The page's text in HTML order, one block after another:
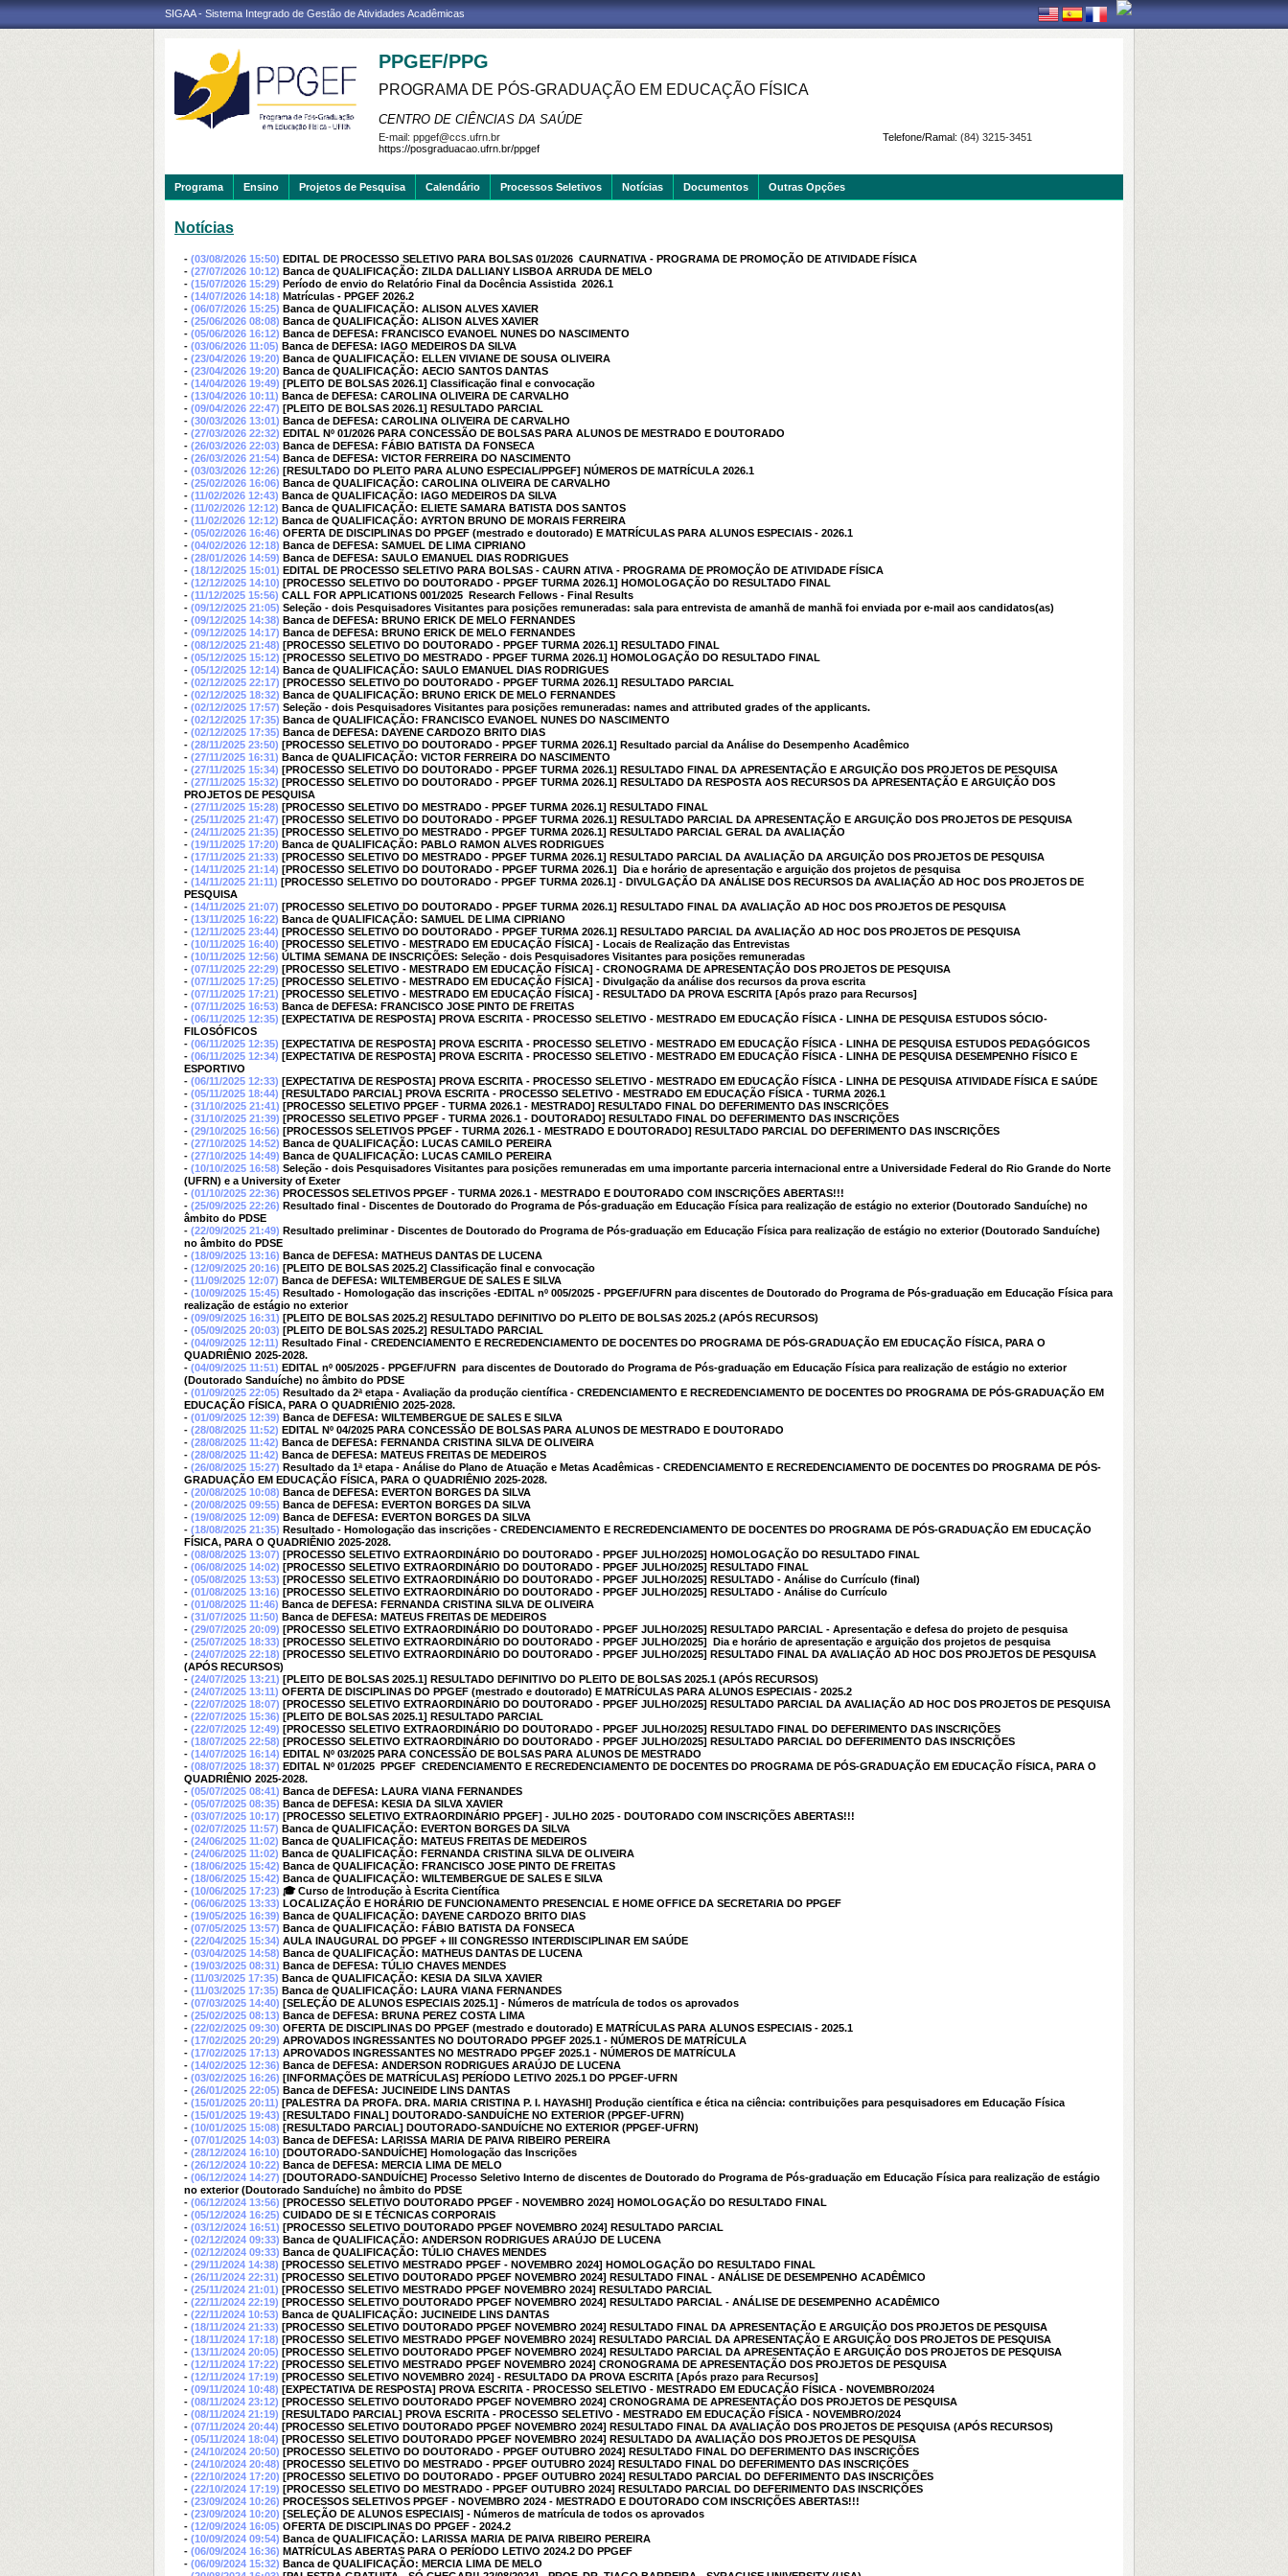
SIGAA - Sistema Integrado de Gestão de Atividades Acadêmicas
PPGEF/PPG
PROGRAMA DE PÓS-GRADUAÇÃO EM EDUCAÇÃO FÍSICA
CENTRO DE CIÊNCIAS DA SAÚDE
Telefone/Ramal: (84) 3215-3451
E-mail: ppgef@ccs.ufrn.br
https://posgraduacao.ufrn.br/ppgef
Programa Ensino Projetos de Pesquisa Calendário Processos Seletivos Notícias Documentos Outras Opções
Notícias
- (03/08/2026 15:50) EDITAL DE PROCESSO SELETIVO PARA BOLSAS 01/2026  CAURNATIVA - PROGRAMA DE PROMOÇÃO DE ATIVIDADE FÍSICA
- (27/07/2026 10:12) Banca de QUALIFICAÇÃO: ZILDA DALLIANY LISBOA ARRUDA DE MELO
- (15/07/2026 15:29) Período de envio do Relatório Final da Docência Assistida  2026.1
- (14/07/2026 14:18) Matrículas - PPGEF 2026.2
- (06/07/2026 15:25) Banca de QUALIFICAÇÃO: ALISON ALVES XAVIER
- (25/06/2026 08:08) Banca de QUALIFICAÇÃO: ALISON ALVES XAVIER
- (05/06/2026 16:12) Banca de DEFESA: FRANCISCO EVANOEL NUNES DO NASCIMENTO
- (03/06/2026 11:05) Banca de DEFESA: IAGO MEDEIROS DA SILVA
- (23/04/2026 19:20) Banca de QUALIFICAÇÃO: ELLEN VIVIANE DE SOUSA OLIVEIRA
- (23/04/2026 19:20) Banca de QUALIFICAÇÃO: AECIO SANTOS DANTAS
- (14/04/2026 19:49) [PLEITO DE BOLSAS 2026.1] Classificação final e convocação
- (13/04/2026 10:11) Banca de DEFESA: CAROLINA OLIVEIRA DE CARVALHO
- (09/04/2026 22:47) [PLEITO DE BOLSAS 2026.1] RESULTADO PARCIAL
- (30/03/2026 13:01) Banca de DEFESA: CAROLINA OLIVEIRA DE CARVALHO
- (27/03/2026 22:32) EDITAL Nº 01/2026 PARA CONCESSÃO DE BOLSAS PARA ALUNOS DE MESTRADO E DOUTORADO
- (26/03/2026 22:03) Banca de DEFESA: FÁBIO BATISTA DA FONSECA
- (26/03/2026 21:54) Banca de DEFESA: VICTOR FERREIRA DO NASCIMENTO
- (03/03/2026 12:26) [RESULTADO DO PLEITO PARA ALUNO ESPECIAL/PPGEF] NÚMEROS DE MATRÍCULA 2026.1
- (25/02/2026 16:06) Banca de QUALIFICAÇÃO: CAROLINA OLIVEIRA DE CARVALHO
- (11/02/2026 12:43) Banca de QUALIFICAÇÃO: IAGO MEDEIROS DA SILVA
- (11/02/2026 12:12) Banca de QUALIFICAÇÃO: ELIETE SAMARA BATISTA DOS SANTOS
- (11/02/2026 12:12) Banca de QUALIFICAÇÃO: AYRTON BRUNO DE MORAIS FERREIRA
- (05/02/2026 16:46) OFERTA DE DISCIPLINAS DO PPGEF (mestrado e doutorado) E MATRÍCULAS PARA ALUNOS ESPECIAIS - 2026.1
- (04/02/2026 12:18) Banca de DEFESA: SAMUEL DE LIMA CIPRIANO
- (28/01/2026 14:59) Banca de DEFESA: SAULO EMANUEL DIAS RODRIGUES
- (18/12/2025 15:01) EDITAL DE PROCESSO SELETIVO PARA BOLSAS - CAURN ATIVA - PROGRAMA DE PROMOÇÃO DE ATIVIDADE FÍSICA
- (12/12/2025 14:10) [PROCESSO SELETIVO DO DOUTORADO - PPGEF TURMA 2026.1] HOMOLOGAÇÃO DO RESULTADO FINAL
- (11/12/2025 15:56) CALL FOR APPLICATIONS 001/2025  Research Fellows - Final Results
- (09/12/2025 21:05) Seleção - dois Pesquisadores Visitantes para posições remuneradas: sala para entrevista de amanhã de manhã foi enviada por e-mail aos candidatos(as)
- (09/12/2025 14:38) Banca de DEFESA: BRUNO ERICK DE MELO FERNANDES
- (09/12/2025 14:17) Banca de DEFESA: BRUNO ERICK DE MELO FERNANDES
- (08/12/2025 21:48) [PROCESSO SELETIVO DO DOUTORADO - PPGEF TURMA 2026.1] RESULTADO FINAL
- (05/12/2025 15:12) [PROCESSO SELETIVO DO MESTRADO - PPGEF TURMA 2026.1] HOMOLOGAÇÃO DO RESULTADO FINAL
- (05/12/2025 12:14) Banca de QUALIFICAÇÃO: SAULO EMANUEL DIAS RODRIGUES
- (02/12/2025 22:17) [PROCESSO SELETIVO DO DOUTORADO - PPGEF TURMA 2026.1] RESULTADO PARCIAL
- (02/12/2025 18:32) Banca de QUALIFICAÇÃO: BRUNO ERICK DE MELO FERNANDES
- (02/12/2025 17:57) Seleção - dois Pesquisadores Visitantes para posições remuneradas: names and attributed grades of the applicants.
- (02/12/2025 17:35) Banca de QUALIFICAÇÃO: FRANCISCO EVANOEL NUNES DO NASCIMENTO
- (02/12/2025 17:35) Banca de DEFESA: DAYENE CARDOZO BRITO DIAS
- (28/11/2025 23:50) [PROCESSO SELETIVO DO DOUTORADO - PPGEF TURMA 2026.1] Resultado parcial da Análise do Desempenho Acadêmico
- (27/11/2025 16:31) Banca de QUALIFICAÇÃO: VICTOR FERREIRA DO NASCIMENTO
- (27/11/2025 15:34) [PROCESSO SELETIVO DO DOUTORADO - PPGEF TURMA 2026.1] RESULTADO FINAL DA APRESENTAÇÃO E ARGUIÇÃO DOS PROJETOS DE PESQUISA
- (27/11/2025 15:32) [PROCESSO SELETIVO DO DOUTORADO - PPGEF TURMA 2026.1] RESULTADO DA RESPOSTA AOS RECURSOS DA APRESENTAÇÃO E ARGUIÇÃO DOS
PROJETOS DE PESQUISA
- (27/11/2025 15:28) [PROCESSO SELETIVO DO MESTRADO - PPGEF TURMA 2026.1] RESULTADO FINAL
- (25/11/2025 21:47) [PROCESSO SELETIVO DO DOUTORADO - PPGEF TURMA 2026.1] RESULTADO PARCIAL DA APRESENTAÇÃO E ARGUIÇÃO DOS PROJETOS DE PESQUISA
- (24/11/2025 21:35) [PROCESSO SELETIVO DO MESTRADO - PPGEF TURMA 2026.1] RESULTADO PARCIAL GERAL DA AVALIAÇÃO
- (19/11/2025 17:20) Banca de QUALIFICAÇÃO: PABLO RAMON ALVES RODRIGUES
- (17/11/2025 21:33) [PROCESSO SELETIVO DO MESTRADO - PPGEF TURMA 2026.1] RESULTADO PARCIAL DA AVALIAÇÃO DA ARGUIÇÃO DOS PROJETOS DE PESQUISA
- (14/11/2025 21:14) [PROCESSO SELETIVO DO DOUTORADO - PPGEF TURMA 2026.1]  Dia e horário de apresentação e arguição dos projetos de pesquisa
- (14/11/2025 21:11) [PROCESSO SELETIVO DO DOUTORADO - PPGEF TURMA 2026.1] - DIVULGAÇÃO DA ANÁLISE DOS RECURSOS DA AVALIAÇÃO AD HOC DOS PROJETOS DE
PESQUISA
- (14/11/2025 21:07) [PROCESSO SELETIVO DO DOUTORADO - PPGEF TURMA 2026.1] RESULTADO FINAL DA AVALIAÇÃO AD HOC DOS PROJETOS DE PESQUISA
- (13/11/2025 16:22) Banca de QUALIFICAÇÃO: SAMUEL DE LIMA CIPRIANO
- (12/11/2025 23:44) [PROCESSO SELETIVO DO DOUTORADO - PPGEF TURMA 2026.1] RESULTADO PARCIAL DA AVALIAÇÃO AD HOC DOS PROJETOS DE PESQUISA
- (10/11/2025 16:40) [PROCESSO SELETIVO - MESTRADO EM EDUCAÇÃO FÍSICA] - Locais de Realização das Entrevistas
- (10/11/2025 12:56) ÚLTIMA SEMANA DE INSCRIÇÕES: Seleção - dois Pesquisadores Visitantes para posições remuneradas
- (07/11/2025 22:29) [PROCESSO SELETIVO - MESTRADO EM EDUCAÇÃO FÍSICA] - CRONOGRAMA DE APRESENTAÇÃO DOS PROJETOS DE PESQUISA
- (07/11/2025 17:25) [PROCESSO SELETIVO - MESTRADO EM EDUCAÇÃO FÍSICA] - Divulgação da análise dos recursos da prova escrita
- (07/11/2025 17:21) [PROCESSO SELETIVO - MESTRADO EM EDUCAÇÃO FÍSICA] - RESULTADO DA PROVA ESCRITA [Após prazo para Recursos]
- (07/11/2025 16:53) Banca de DEFESA: FRANCISCO JOSE PINTO DE FREITAS
- (06/11/2025 12:35) [EXPECTATIVA DE RESPOSTA] PROVA ESCRITA - PROCESSO SELETIVO - MESTRADO EM EDUCAÇÃO FÍSICA - LINHA DE PESQUISA ESTUDOS SÓCIO-
FILOSÓFICOS
- (06/11/2025 12:35) [EXPECTATIVA DE RESPOSTA] PROVA ESCRITA - PROCESSO SELETIVO - MESTRADO EM EDUCAÇÃO FÍSICA - LINHA DE PESQUISA ESTUDOS PEDAGÓGICOS
- (06/11/2025 12:34) [EXPECTATIVA DE RESPOSTA] PROVA ESCRITA - PROCESSO SELETIVO - MESTRADO EM EDUCAÇÃO FÍSICA - LINHA DE PESQUISA DESEMPENHO FÍSICO E
ESPORTIVO
- (06/11/2025 12:33) [EXPECTATIVA DE RESPOSTA] PROVA ESCRITA - PROCESSO SELETIVO - MESTRADO EM EDUCAÇÃO FÍSICA - LINHA DE PESQUISA ATIVIDADE FÍSICA E SAÚDE
- (05/11/2025 18:44) [RESULTADO PARCIAL] PROVA ESCRITA - PROCESSO SELETIVO - MESTRADO EM EDUCAÇÃO FÍSICA - TURMA 2026.1
- (31/10/2025 21:41) [PROCESSO SELETIVO PPGEF - TURMA 2026.1 - MESTRADO] RESULTADO FINAL DO DEFERIMENTO DAS INSCRIÇÕES
- (31/10/2025 21:39) [PROCESSO SELETIVO PPGEF - TURMA 2026.1 - DOUTORADO] RESULTADO FINAL DO DEFERIMENTO DAS INSCRIÇÕES
- (29/10/2025 16:56) [PROCESSOS SELETIVOS PPGEF - TURMA 2026.1 - MESTRADO E DOUTORADO] RESULTADO PARCIAL DO DEFERIMENTO DAS INSCRIÇÕES
- (27/10/2025 14:52) Banca de QUALIFICAÇÃO: LUCAS CAMILO PEREIRA
- (27/10/2025 14:49) Banca de QUALIFICAÇÃO: LUCAS CAMILO PEREIRA
- (10/10/2025 16:58) Seleção - dois Pesquisadores Visitantes para posições remuneradas em uma importante parceria internacional entre a Universidade Federal do Rio Grande do Norte
(UFRN) e a University of Exeter
- (01/10/2025 22:36) PROCESSOS SELETIVOS PPGEF - TURMA 2026.1 - MESTRADO E DOUTORADO COM INSCRIÇÕES ABERTAS!!!
- (25/09/2025 22:26) Resultado final - Discentes de Doutorado do Programa de Pós-graduação em Educação Física para realização de estágio no exterior (Doutorado Sanduíche) no
âmbito do PDSE
- (22/09/2025 21:49) Resultado preliminar - Discentes de Doutorado do Programa de Pós-graduação em Educação Física para realização de estágio no exterior (Doutorado Sanduíche)
no âmbito do PDSE
- (18/09/2025 13:16) Banca de DEFESA: MATHEUS DANTAS DE LUCENA
- (12/09/2025 20:16) [PLEITO DE BOLSAS 2025.2] Classificação final e convocação
- (11/09/2025 12:07) Banca de DEFESA: WILTEMBERGUE DE SALES E SILVA
- (10/09/2025 15:45) Resultado - Homologação das inscrições -EDITAL nº 005/2025 - PPGEF/UFRN para discentes de Doutorado do Programa de Pós-graduação em Educação Física para
realização de estágio no exterior
- (09/09/2025 16:31) [PLEITO DE BOLSAS 2025.2] RESULTADO DEFINITIVO DO PLEITO DE BOLSAS 2025.2 (APÓS RECURSOS)
- (05/09/2025 20:03) [PLEITO DE BOLSAS 2025.2] RESULTADO PARCIAL
- (04/09/2025 12:11) Resultado Final - CREDENCIAMENTO E RECREDENCIAMENTO DE DOCENTES DO PROGRAMA DE PÓS-GRADUAÇÃO EM EDUCAÇÃO FÍSICA, PARA O
QUADRIÊNIO 2025-2028.
- (04/09/2025 11:51) EDITAL nº 005/2025 - PPGEF/UFRN  para discentes de Doutorado do Programa de Pós-graduação em Educação Física para realização de estágio no exterior
(Doutorado Sanduíche) no âmbito do PDSE
- (01/09/2025 22:05) Resultado da 2ª etapa - Avaliação da produção científica - CREDENCIAMENTO E RECREDENCIAMENTO DE DOCENTES DO PROGRAMA DE PÓS-GRADUAÇÃO EM
EDUCAÇÃO FÍSICA, PARA O QUADRIÊNIO 2025-2028.
- (01/09/2025 12:39) Banca de DEFESA: WILTEMBERGUE DE SALES E SILVA
- (28/08/2025 11:52) EDITAL Nº 04/2025 PARA CONCESSÃO DE BOLSAS PARA ALUNOS DE MESTRADO E DOUTORADO
- (28/08/2025 11:42) Banca de DEFESA: FERNANDA CRISTINA SILVA DE OLIVEIRA
- (28/08/2025 11:42) Banca de DEFESA: MATEUS FREITAS DE MEDEIROS
- (26/08/2025 15:27) Resultado da 1ª etapa - Análise do Plano de Atuação e Metas Acadêmicas - CREDENCIAMENTO E RECREDENCIAMENTO DE DOCENTES DO PROGRAMA DE PÓS-
GRADUAÇÃO EM EDUCAÇÃO FÍSICA, PARA O QUADRIÊNIO 2025-2028.
- (20/08/2025 10:08) Banca de DEFESA: EVERTON BORGES DA SILVA
- (20/08/2025 09:55) Banca de DEFESA: EVERTON BORGES DA SILVA
- (19/08/2025 12:09) Banca de DEFESA: EVERTON BORGES DA SILVA
- (18/08/2025 21:35) Resultado - Homologação das inscrições - CREDENCIAMENTO E RECREDENCIAMENTO DE DOCENTES DO PROGRAMA DE PÓS-GRADUAÇÃO EM EDUCAÇÃO
FÍSICA, PARA O QUADRIÊNIO 2025-2028.
- (08/08/2025 13:07) [PROCESSO SELETIVO EXTRAORDINÁRIO DO DOUTORADO - PPGEF JULHO/2025] HOMOLOGAÇÃO DO RESULTADO FINAL
- (06/08/2025 14:02) [PROCESSO SELETIVO EXTRAORDINÁRIO DO DOUTORADO - PPGEF JULHO/2025] RESULTADO FINAL
- (05/08/2025 13:53) [PROCESSO SELETIVO EXTRAORDINÁRIO DO DOUTORADO - PPGEF JULHO/2025] RESULTADO - Análise do Currículo (final)
- (01/08/2025 13:16) [PROCESSO SELETIVO EXTRAORDINÁRIO DO DOUTORADO - PPGEF JULHO/2025] RESULTADO - Análise do Currículo
- (01/08/2025 11:46) Banca de DEFESA: FERNANDA CRISTINA SILVA DE OLIVEIRA
- (31/07/2025 11:50) Banca de DEFESA: MATEUS FREITAS DE MEDEIROS
- (29/07/2025 20:09) [PROCESSO SELETIVO EXTRAORDINÁRIO DO DOUTORADO - PPGEF JULHO/2025] RESULTADO PARCIAL - Apresentação e defesa do projeto de pesquisa
- (25/07/2025 18:33) [PROCESSO SELETIVO EXTRAORDINÁRIO DO DOUTORADO - PPGEF JULHO/2025]  Dia e horário de apresentação e arguição dos projetos de pesquisa
- (24/07/2025 22:18) [PROCESSO SELETIVO EXTRAORDINÁRIO DO DOUTORADO - PPGEF JULHO/2025] RESULTADO FINAL DA AVALIAÇÃO AD HOC DOS PROJETOS DE PESQUISA
(APÓS RECURSOS)
- (24/07/2025 13:21) [PLEITO DE BOLSAS 2025.1] RESULTADO DEFINITIVO DO PLEITO DE BOLSAS 2025.1 (APÓS RECURSOS)
- (24/07/2025 13:11) OFERTA DE DISCIPLINAS DO PPGEF (mestrado e doutorado) E MATRÍCULAS PARA ALUNOS ESPECIAIS - 2025.2
- (22/07/2025 18:07) [PROCESSO SELETIVO EXTRAORDINÁRIO DO DOUTORADO - PPGEF JULHO/2025] RESULTADO PARCIAL DA AVALIAÇÃO AD HOC DOS PROJETOS DE PESQUISA
- (22/07/2025 15:36) [PLEITO DE BOLSAS 2025.1] RESULTADO PARCIAL
- (22/07/2025 12:49) [PROCESSO SELETIVO EXTRAORDINÁRIO DO DOUTORADO - PPGEF JULHO/2025] RESULTADO FINAL DO DEFERIMENTO DAS INSCRIÇÕES
- (18/07/2025 22:58) [PROCESSO SELETIVO EXTRAORDINÁRIO DO DOUTORADO - PPGEF JULHO/2025] RESULTADO PARCIAL DO DEFERIMENTO DAS INSCRIÇÕES
- (14/07/2025 16:14) EDITAL Nº 03/2025 PARA CONCESSÃO DE BOLSAS PARA ALUNOS DE MESTRADO
- (08/07/2025 18:37) EDITAL Nº 01/2025  PPGEF  CREDENCIAMENTO E RECREDENCIAMENTO DE DOCENTES DO PROGRAMA DE PÓS-GRADUAÇÃO EM EDUCAÇÃO FÍSICA, PARA O
QUADRIÊNIO 2025-2028.
- (05/07/2025 08:41) Banca de DEFESA: LAURA VIANA FERNANDES
- (05/07/2025 08:35) Banca de DEFESA: KESIA DA SILVA XAVIER
- (03/07/2025 10:17) [PROCESSO SELETIVO EXTRAORDINÁRIO PPGEF] - JULHO 2025 - DOUTORADO COM INSCRIÇÕES ABERTAS!!!
- (02/07/2025 11:57) Banca de QUALIFICAÇÃO: EVERTON BORGES DA SILVA
- (24/06/2025 11:02) Banca de QUALIFICAÇÃO: MATEUS FREITAS DE MEDEIROS
- (24/06/2025 11:02) Banca de QUALIFICAÇÃO: FERNANDA CRISTINA SILVA DE OLIVEIRA
- (18/06/2025 15:42) Banca de QUALIFICAÇÃO: FRANCISCO JOSE PINTO DE FREITAS
- (18/06/2025 15:42) Banca de QUALIFICAÇÃO: WILTEMBERGUE DE SALES E SILVA
- (10/06/2025 17:23) 🎓 Curso de Introdução à Escrita Científica
- (06/06/2025 13:33) LOCALIZAÇÃO E HORÁRIO DE FUNCIONAMENTO PRESENCIAL E HOME OFFICE DA SECRETARIA DO PPGEF
- (19/05/2025 16:39) Banca de QUALIFICAÇÃO: DAYENE CARDOZO BRITO DIAS
- (07/05/2025 13:57) Banca de QUALIFICAÇÃO: FÁBIO BATISTA DA FONSECA
- (22/04/2025 15:34) AULA INAUGURAL DO PPGEF + III CONGRESSO INTERDISCIPLINAR EM SAÚDE
- (03/04/2025 14:58) Banca de QUALIFICAÇÃO: MATHEUS DANTAS DE LUCENA
- (19/03/2025 08:31) Banca de DEFESA: TÚLIO CHAVES MENDES
- (11/03/2025 17:35) Banca de QUALIFICAÇÃO: KESIA DA SILVA XAVIER
- (11/03/2025 17:35) Banca de QUALIFICAÇÃO: LAURA VIANA FERNANDES
- (07/03/2025 14:40) [SELEÇÃO DE ALUNOS ESPECIAIS 2025.1] - Números de matrícula de todos os aprovados
- (25/02/2025 08:13) Banca de DEFESA: BRUNA PEREZ COSTA LIMA
- (22/02/2025 09:30) OFERTA DE DISCIPLINAS DO PPGEF (mestrado e doutorado) E MATRÍCULAS PARA ALUNOS ESPECIAIS - 2025.1
- (17/02/2025 20:29) APROVADOS INGRESSANTES NO DOUTORADO PPGEF 2025.1 - NÚMEROS DE MATRÍCULA
- (17/02/2025 17:13) APROVADOS INGRESSANTES NO MESTRADO PPGEF 2025.1 - NÚMEROS DE MATRÍCULA
- (14/02/2025 12:36) Banca de DEFESA: ANDERSON RODRIGUES ARAÚJO DE LUCENA
- (03/02/2025 16:26) [INFORMAÇÕES DE MATRÍCULAS] PERÍODO LETIVO 2025.1 DO PPGEF-UFRN
- (26/01/2025 22:05) Banca de DEFESA: JUCINEIDE LINS DANTAS
- (15/01/2025 20:11) [PALESTRA DA PROFA. DRA. MARIA CRISTINA P. I. HAYASHI] Produção científica e ética na ciência: contribuições para pesquisadores em Educação Física
- (15/01/2025 19:43) [RESULTADO FINAL] DOUTORADO-SANDUÍCHE NO EXTERIOR (PPGEF-UFRN)
- (10/01/2025 15:08) [RESULTADO PARCIAL] DOUTORADO-SANDUÍCHE NO EXTERIOR (PPGEF-UFRN)
- (07/01/2025 14:03) Banca de DEFESA: LARISSA MARIA DE PAIVA RIBEIRO PEREIRA
- (28/12/2024 16:10) [DOUTORADO-SANDUÍCHE] Homologação das Inscrições
- (26/12/2024 10:22) Banca de DEFESA: MERCIA LIMA DE MELO
- (06/12/2024 14:27) [DOUTORADO-SANDUÍCHE] Processo Seletivo Interno de discentes de Doutorado do Programa de Pós-graduação em Educação Física para realização de estágio
no exterior (Doutorado Sanduíche) no âmbito do PDSE
- (06/12/2024 13:56) [PROCESSO SELETIVO DOUTORADO PPGEF - NOVEMBRO 2024] HOMOLOGAÇÃO DO RESULTADO FINAL
- (05/12/2024 16:25) CUIDADO DE SI E TÉCNICAS CORPORAIS
- (03/12/2024 16:51) [PROCESSO SELETIVO DOUTORADO PPGEF NOVEMBRO 2024] RESULTADO PARCIAL
- (02/12/2024 09:33) Banca de QUALIFICAÇÃO: ANDERSON RODRIGUES ARAÚJO DE LUCENA
- (02/12/2024 09:33) Banca de QUALIFICAÇÃO: TÚLIO CHAVES MENDES
- (29/11/2024 14:38) [PROCESSO SELETIVO MESTRADO PPGEF - NOVEMBRO 2024] HOMOLOGAÇÃO DO RESULTADO FINAL
- (26/11/2024 22:31) [PROCESSO SELETIVO DOUTORADO PPGEF NOVEMBRO 2024] RESULTADO FINAL - ANÁLISE DE DESEMPENHO ACADÊMICO
- (25/11/2024 21:01) [PROCESSO SELETIVO MESTRADO PPGEF NOVEMBRO 2024] RESULTADO PARCIAL
- (22/11/2024 22:19) [PROCESSO SELETIVO DOUTORADO PPGEF NOVEMBRO 2024] RESULTADO PARCIAL - ANÁLISE DE DESEMPENHO ACADÊMICO
- (22/11/2024 10:53) Banca de QUALIFICAÇÃO: JUCINEIDE LINS DANTAS
- (18/11/2024 21:33) [PROCESSO SELETIVO DOUTORADO PPGEF NOVEMBRO 2024] RESULTADO FINAL DA APRESENTAÇÃO E ARGUIÇÃO DOS PROJETOS DE PESQUISA
- (18/11/2024 17:18) [PROCESSO SELETIVO MESTRADO PPGEF NOVEMBRO 2024] RESULTADO PARCIAL DA APRESENTAÇÃO E ARGUIÇÃO DOS PROJETOS DE PESQUISA
- (13/11/2024 20:05) [PROCESSO SELETIVO DOUTORADO PPGEF NOVEMBRO 2024] RESULTADO PARCIAL DA APRESENTAÇÃO E ARGUIÇÃO DOS PROJETOS DE PESQUISA
- (12/11/2024 17:22) [PROCESSO SELETIVO MESTRADO PPGEF NOVEMBRO 2024] CRONOGRAMA DE APRESENTAÇÃO DOS PROJETOS DE PESQUISA
- (12/11/2024 17:19) [PROCESSO SELETIVO NOVEMBRO 2024] - RESULTADO DA PROVA ESCRITA [Após prazo para Recursos]
- (09/11/2024 10:48) [EXPECTATIVA DE RESPOSTA] PROVA ESCRITA - PROCESSO SELETIVO - MESTRADO EM EDUCAÇÃO FÍSICA - NOVEMBRO/2024
- (08/11/2024 23:12) [PROCESSO SELETIVO DOUTORADO PPGEF NOVEMBRO 2024] CRONOGRAMA DE APRESENTAÇÃO DOS PROJETOS DE PESQUISA
- (08/11/2024 21:19) [RESULTADO PARCIAL] PROVA ESCRITA - PROCESSO SELETIVO - MESTRADO EM EDUCAÇÃO FÍSICA - NOVEMBRO/2024
- (07/11/2024 20:44) [PROCESSO SELETIVO DOUTORADO PPGEF NOVEMBRO 2024] RESULTADO FINAL DA AVALIAÇÃO DOS PROJETOS DE PESQUISA (APÓS RECURSOS)
- (05/11/2024 18:04) [PROCESSO SELETIVO DOUTORADO PPGEF NOVEMBRO 2024] RESULTADO DA AVALIAÇÃO DOS PROJETOS DE PESQUISA
- (24/10/2024 20:50) [PROCESSO SELETIVO DO DOUTORADO - PPGEF OUTUBRO 2024] RESULTADO FINAL DO DEFERIMENTO DAS INSCRIÇÕES
- (24/10/2024 20:48) [PROCESSO SELETIVO DO MESTRADO - PPGEF OUTUBRO 2024] RESULTADO FINAL DO DEFERIMENTO DAS INSCRIÇÕES
- (22/10/2024 17:20) [PROCESSO SELETIVO DO DOUTORADO - PPGEF OUTUBRO 2024] RESULTADO PARCIAL DO DEFERIMENTO DAS INSCRIÇÕES
- (22/10/2024 17:19) [PROCESSO SELETIVO DO MESTRADO - PPGEF OUTUBRO 2024] RESULTADO PARCIAL DO DEFERIMENTO DAS INSCRIÇÕES
- (23/09/2024 10:26) PROCESSOS SELETIVOS PPGEF - NOVEMBRO 2024 - MESTRADO E DOUTORADO COM INSCRIÇÕES ABERTAS!!!
- (23/09/2024 10:20) [SELEÇÃO DE ALUNOS ESPECIAIS] - Números de matrícula de todos os aprovados
- (12/09/2024 16:05) OFERTA DE DISCIPLINAS DO PPGEF - 2024.2
- (10/09/2024 09:54) Banca de QUALIFICAÇÃO: LARISSA MARIA DE PAIVA RIBEIRO PEREIRA
- (06/09/2024 16:36) MATRÍCULAS ABERTAS PARA O PERÍODO LETIVO 2024.2 DO PPGEF
- (06/09/2024 15:32) Banca de QUALIFICAÇÃO: MERCIA LIMA DE MELO